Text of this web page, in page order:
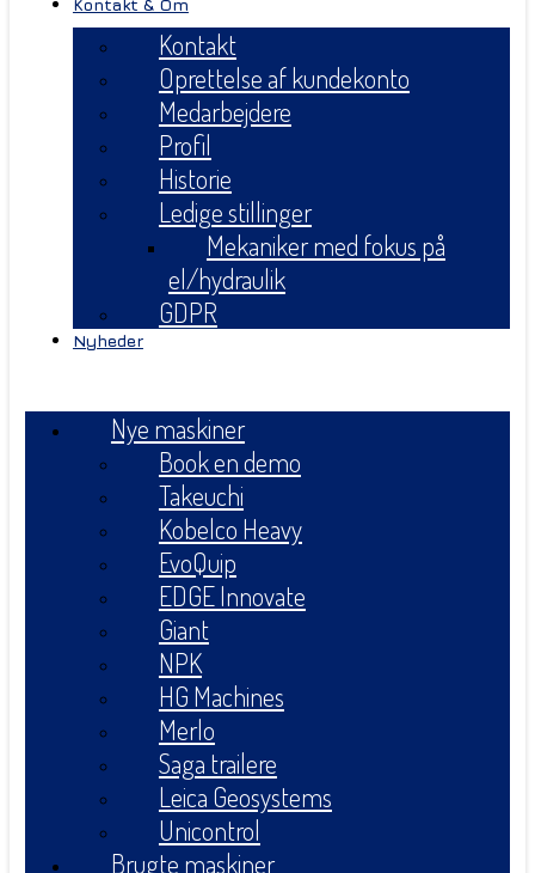
Kontakt & Om
Kontakt
Oprettelse af kundekonto
Medarbejdere
Profil
Historie
Ledige stillinger
Mekaniker med fokus på
el/hydraulik
GDPR
Nyheder
Nye maskiner
Book en demo
Takeuchi
Kobelco Heavy
EvoQuip
EDGE Innovate
Giant
NPK
HG Machines
Merlo
Saga trailere
Leica Geosystems
Unicontrol
Brugte maskiner